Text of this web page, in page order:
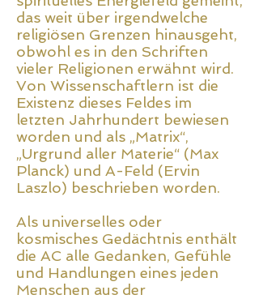
das weit über irgendwelche
religiösen Grenzen hinausgeht,
obwohl es in den Schriften
vieler Religionen erwähnt wird.
Von Wissenschaftlern ist die
Existenz dieses Feldes im
letzten Jahrhundert bewiesen
worden und als „Matrix“,
„Urgrund aller Materie“ (Max
Planck) und A-Feld (Ervin
Laszlo) beschrieben worden.
Als universelles oder
kosmisches Gedächtnis enthält
die AC alle Gedanken, Gefühle
und Handlungen eines jeden
Menschen aus der